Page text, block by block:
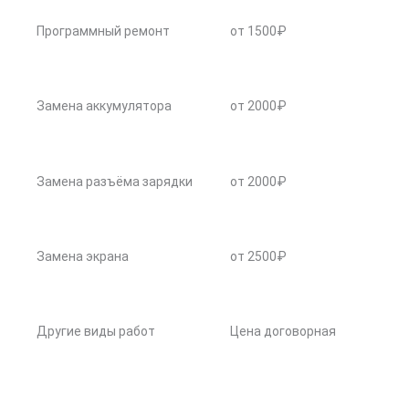
Программный ремонт от 1500₽
Замена аккумулятора от 2000₽
Замена разъёма зарядки от 2000₽
Замена экрана от 2500₽
Другие виды работ Цена договорная